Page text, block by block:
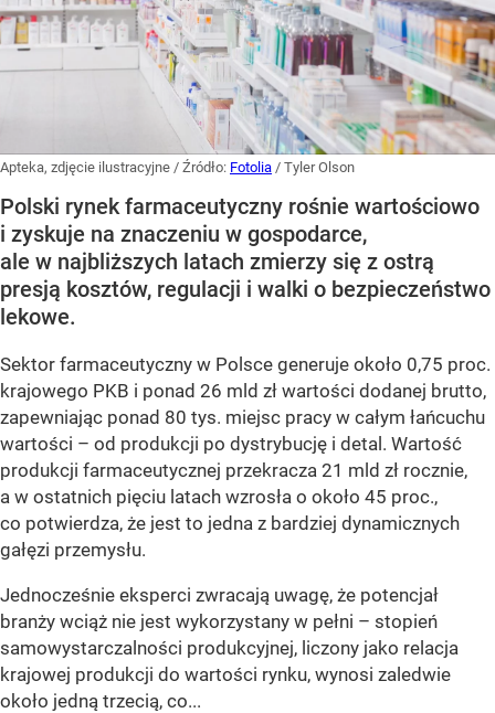
Apteka, zdjęcie ilustracyjne / Źródło: Fotolia / Tyler Olson
Polski rynek farmaceutyczny rośnie wartościowo
i zyskuje na znaczeniu w gospodarce,
ale w najbliższych latach zmierzy się z ostrą
presją kosztów, regulacji i walki o bezpieczeństwo
lekowe.
Sektor farmaceutyczny w Polsce generuje około 0,75 proc.
krajowego PKB i ponad 26 mld zł wartości dodanej brutto,
zapewniając ponad 80 tys. miejsc pracy w całym łańcuchu
wartości – od produkcji po dystrybucję i detal. Wartość
produkcji farmaceutycznej przekracza 21 mld zł rocznie,
a w ostatnich pięciu latach wzrosła o około 45 proc.,
co potwierdza, że jest to jedna z bardziej dynamicznych
gałęzi przemysłu.
Jednocześnie eksperci zwracają uwagę, że potencjał
branży wciąż nie jest wykorzystany w pełni – stopień
samowystarczalności produkcyjnej, liczony jako relacja
krajowej produkcji do wartości rynku, wynosi zaledwie
około jedną trzecią, co...